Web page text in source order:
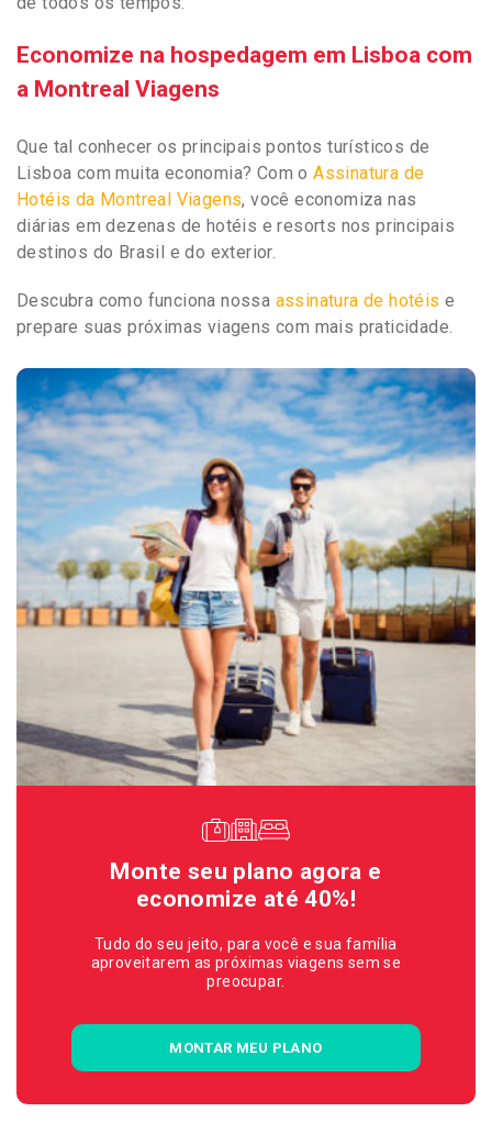
Economize na hospedagem em Lisboa com
a Montreal Viagens
Que tal conhecer os principais pontos turísticos de
Lisboa com muita economia? Com oAssinatura de
Hotéis da Montreal Viagens, você economiza nas
diárias em dezenas de hotéis e resorts nos principais
destinos do Brasil e do exterior.
Descubra como funciona nossa assinatura de hotéis e
prepare suas próximas viagens com mais praticidade.
Monte seu plano agora e
economize até 40%!
Tudo do seu jeito, para você e sua família
aproveitarem as próximas viagens sem se
preocupar.
MONTAR MEU PLANO